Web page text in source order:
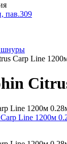
пав.309
шнуры
Carp Line
Line 1200м